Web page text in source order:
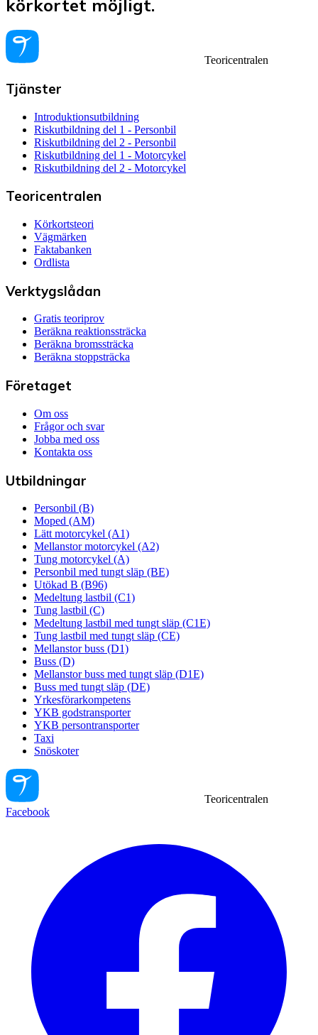
körkortet möjligt.
Teoricentralen
Tjänster
Introduktionsutbildning
Riskutbildning del 1 - Personbil
Riskutbildning del 2 - Personbil
Riskutbildning del 1 - Motorcykel
Riskutbildning del 2 - Motorcykel
Teoricentralen
Körkortsteori
Vägmärken
Faktabanken
Ordlista
Verktygslådan
Gratis teoriprov
Beräkna reaktionssträcka
Beräkna bromssträcka
Beräkna stoppsträcka
Företaget
Om oss
Frågor och svar
Jobba med oss
Kontakta oss
Utbildningar
Personbil (B)
Moped (AM)
Lätt motorcykel (A1)
Mellanstor motorcykel (A2)
Tung motorcykel (A)
Personbil med tungt släp (BE)
Utökad B (B96)
Medeltung lastbil (C1)
Tung lastbil (C)
Medeltung lastbil med tungt släp (C1E)
Tung lastbil med tungt släp (CE)
Mellanstor buss (D1)
Buss (D)
Mellanstor buss med tungt släp (D1E)
Buss med tungt släp (DE)
Yrkesförarkompetens
YKB godstransporter
YKB persontransporter
Taxi
Snöskoter
Teoricentralen
Facebook